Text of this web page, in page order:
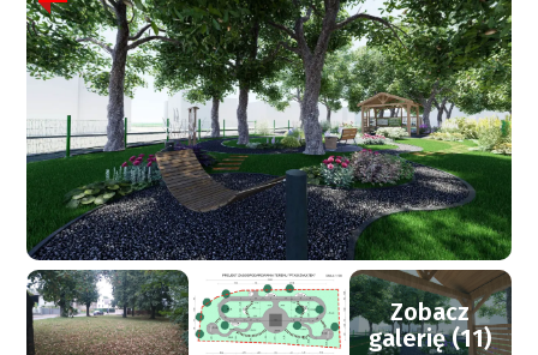
Zobacz
galerię (11)